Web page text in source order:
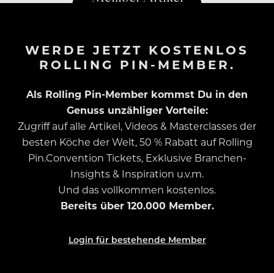
WERDE JETZT KOSTENLOS
ROLLING PIN-MEMBER.
Als Rolling Pin-Member kommst Du in den
Genuss unzähliger Vorteile:
Zugriff auf alle Artikel, Videos & Masterclasses der
besten Köche der Welt, 50 % Rabatt auf Rolling
Pin.Convention Tickets, Exklusive Branchen-
Insights & Inspiration u.v.m.
Und das vollkommen kostenlos.
Bereits über 120.000 Member.
Login für bestehende Member